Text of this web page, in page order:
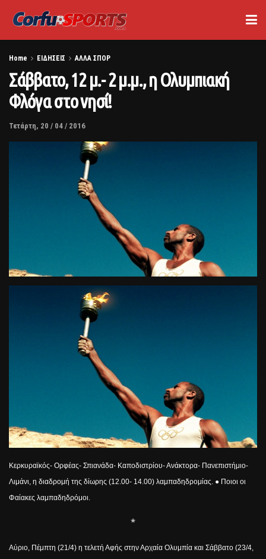
Home ΕΙΔΗΣΕΙΣ ΑΛΛΑ ΣΠΟΡ
Σάββατο, 12 μ.- 2 μ.μ., η Ολυμπιακή
Φλόγα στο νησί!
Τετάρτη, 20 / 04 / 2016
Κερκυραϊκός- Ορφέας- Σπιανάδα- Καποδιστρίου- Ανάκτορα- Πανεπιστήμιο-
Λιμάνι, η διαδρομή της δίωρης (12.00- 14.00) λαμπαδηδρομίας. ● Ποιοι οι
Φαίακες λαμπαδηδρόμοι.
*
Αύριο, Πέμπτη (21/4) η τελετή Αφής στην Αρχαία Ολυμπία και Σάββατο (23/4,